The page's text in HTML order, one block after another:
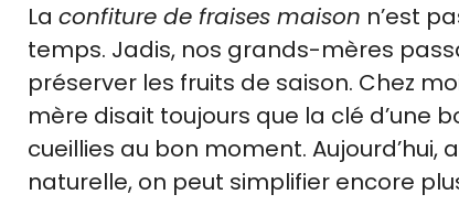
La confiture de fraises maison n’est
temps. Jadis, nos grands-mères
préserver les fruits de saison. Chez
mère disait toujours que la clé d’une
cueillies au bon moment.
naturelle, on peut simplifier encore